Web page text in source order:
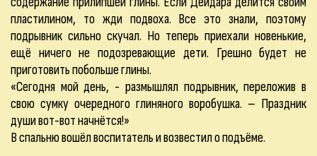
пластилином, то жди подвоха. Все это знали, поэтому
подрывник сильно скучал. Но теперь приехали новенькие,
ещё ничего не подозревающие дети. Грешно будет не
приготовить побольше глины.
«Сегодня мой день, - размышлял подрывник, переложив в
свою сумку очередного глиняного воробушка. – Праздник
души вот-вот начнётся!»
В спальню вошёл воспитатель и возвестил о подъёме.